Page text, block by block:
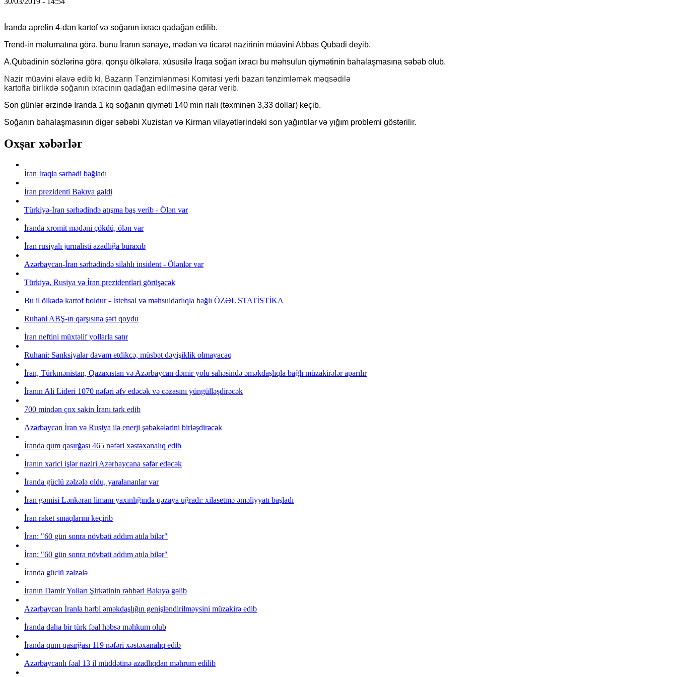
İranda aprelin 4-dən kartof və soğanın ixracı qadağan edilib.
Trend-in məlumatına görə, bunu İranın sənaye, mədən və ticarət nazirinin müavini Abbas Qubadi deyib.
A.Qubadinin sözlərinə görə, qonşu ölkələrə, xüsusilə İraqa soğan ixracı bu məhsulun qiymətinin bahalaşmasına səbəb olub.
Nazir müavini əlavə edib ki, Bazarın Tənzimlənməsi Komitəsi yerli bazarı tənzimləmək məqsədilə
kartofla birlikdə soğanın ixracının qadağan edilməsinə qərar verib.
Son günlər ərzində İranda 1 kq soğanın qiyməti 140 min rialı (təxminən 3,33 dollar) keçib.
Soğanın bahalaşmasının digər səbəbi Xuzistan və Kirman vilayətlərindəki son yağıntılar və yığım problemi göstərilir.
Oxşar xəbərlər
İran İraqla sərhədi bağladı
İran prezidenti Bakıya gəldi
Türkiyə-İran sərhədində atışma baş verib - Ölən var
İranda xromit mədəni çökdü, ölən var
İran rusiyalı jurnalisti azadlığa buraxıb
Azərbaycan-İran sərhədində silahlı insident - Ölənlər var
Türkiyə, Rusiya və İran prezidentləri görüşəcək
Bu il ölkədə kartof boldur - İstehsal və məhsuldarlıqla bağlı ÖZƏL STATİSTİKA
Ruhani ABŞ-ın qarşısına şərt qoydu
İran neftini müxtəlif yollarla satır
Ruhani: Sanksiyalar davam etdikcə, müsbət dəyişiklik olmayacaq
İran, Türkmənistan, Qazaxıstan və Azərbaycan dəmir yolu sahəsində əməkdaşlıqla bağlı müzakirələr aparılır
İranın Ali Lideri 1070 nəfəri əfv edəcək və cəzasını yüngülləşdirəcək
700 mindən çox sakin İranı tərk edib
Azərbaycan İran və Rusiya ilə enerji şəbəkələrini birləşdirəcək
İranda qum qasırğası 465 nəfəri xəstəxanalıq edib
İranın xarici işlər naziri Azərbaycana səfər edəcək
İranda güclü zəlzələ oldu, yaralananlar var
İran gəmisi Lənkəran limanı yaxınlığında qəzaya uğradı: xilasetmə əməliyyatı başladı
İran raket sınaqlarını keçirib
İran: "60 gün sonra növbəti addım atıla bilər"
İran: "60 gün sonra növbəti addım atıla bilər"
İranda güclü zəlzələ
İranın Dəmir Yolları Şirkətinin rəhbəri Bakıya gəlib
Azərbaycan İranla hərbi əməkdaşlığın genişləndirilməysini müzakirə edib
İranda daha bir türk fəal həbsə məhkum olub
İranda qum qasırğası 119 nəfəri xəstəxanalıq edib
Azərbaycanlı fəal 13 il müddətinə azadlıqdan məhrum edilib